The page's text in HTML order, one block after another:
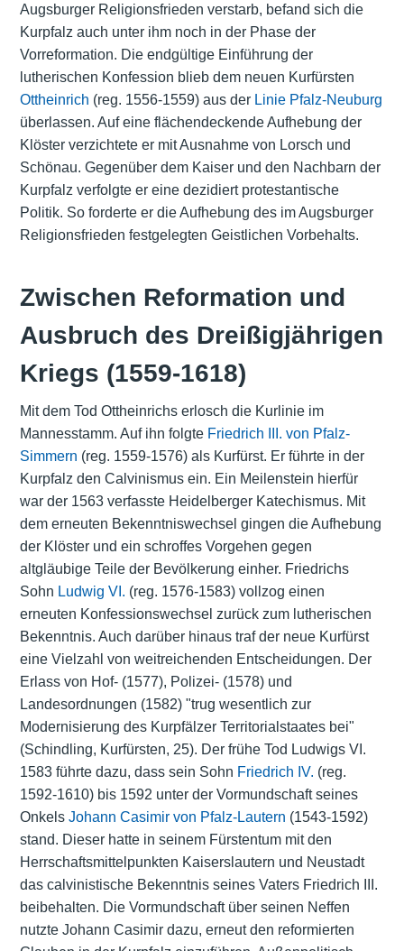
Augsburger Religionsfrieden verstarb, befand sich die
Kurpfalz auch unter ihm noch in der Phase der
Vorreformation. Die endgültige Einführung der
lutherischen Konfession blieb dem neuen Kurfürsten
Ottheinrich (reg. 1556-1559) aus der Linie Pfalz-Neuburg
überlassen. Auf eine flächendeckende Aufhebung der
Klöster verzichtete er mit Ausnahme von Lorsch und
Schönau. Gegenüber dem Kaiser und den Nachbarn der
Kurpfalz verfolgte er eine dezidiert protestantische
Politik. So forderte er die Aufhebung des im Augsburger
Religionsfrieden festgelegten Geistlichen Vorbehalts.
Zwischen Reformation und
Ausbruch des Dreißigjährigen
Kriegs (1559-1618)
Mit dem Tod Ottheinrichs erlosch die Kurlinie im
Mannesstamm. Auf ihn folgte Friedrich III. von Pfalz-
Simmern (reg. 1559-1576) als Kurfürst. Er führte in der
Kurpfalz den Calvinismus ein. Ein Meilenstein hierfür
war der 1563 verfasste Heidelberger Katechismus. Mit
dem erneuten Bekenntniswechsel gingen die Aufhebung
der Klöster und ein schroffes Vorgehen gegen
altgläubige Teile der Bevölkerung einher. Friedrichs
Sohn Ludwig VI. (reg. 1576-1583) vollzog einen
erneuten Konfessionswechsel zurück zum lutherischen
Bekenntnis. Auch darüber hinaus traf der neue Kurfürst
eine Vielzahl von weitreichenden Entscheidungen. Der
Erlass von Hof- (1577), Polizei- (1578) und
Landesordnungen (1582) "trug wesentlich zur
Modernisierung des Kurpfälzer Territorialstaates bei"
(Schindling, Kurfürsten, 25). Der frühe Tod Ludwigs VI.
1583 führte dazu, dass sein Sohn Friedrich IV. (reg.
1592-1610) bis 1592 unter der Vormundschaft seines
Onkels Johann Casimir von Pfalz-Lautern (1543-1592)
stand. Dieser hatte in seinem Fürstentum mit den
Herrschaftsmittelpunkten Kaiserslautern und Neustadt
das calvinistische Bekenntnis seines Vaters Friedrich III.
beibehalten. Die Vormundschaft über seinen Neffen
nutzte Johann Casimir dazu, erneut den reformierten